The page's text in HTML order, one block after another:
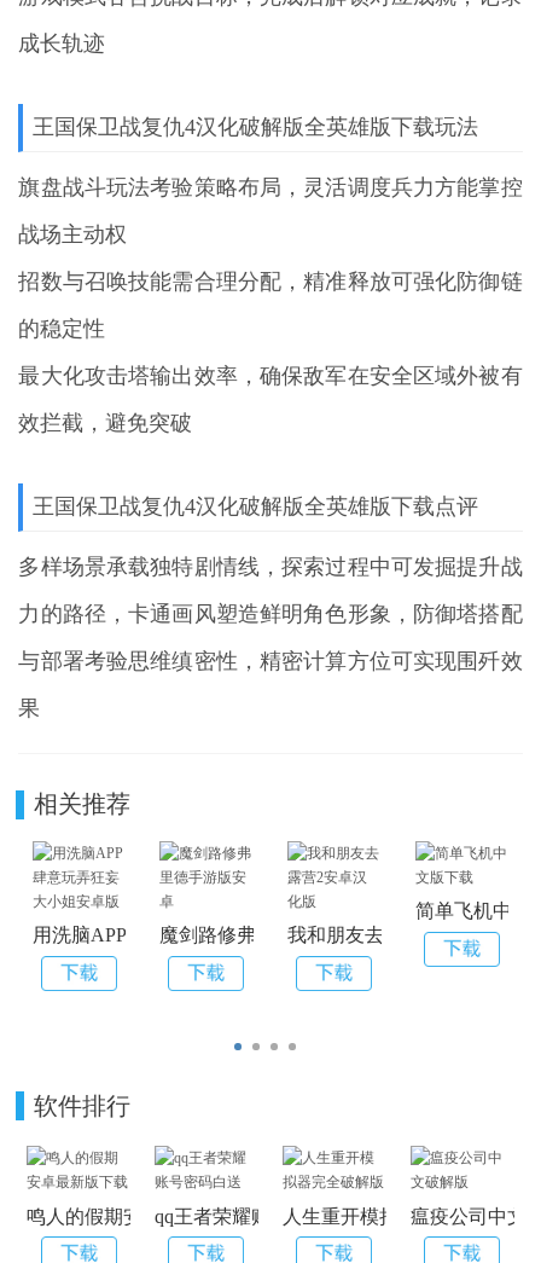
成长轨迹
王国保卫战复仇4汉化破解版全英雄版下载玩法
旗盘战斗玩法考验策略布局，灵活调度兵力方能掌控
战场主动权
招数与召唤技能需合理分配，精准释放可强化防御链
的稳定性
最大化攻击塔输出效率，确保敌军在安全区域外被有
效拦截，避免突破
王国保卫战复仇4汉化破解版全英雄版下载点评
多样场景承载独特剧情线，探索过程中可发掘提升战
力的路径，卡通画风塑造鲜明角色形象，防御塔搭配
与部署考验思维缜密性，精密计算方位可实现围歼效
果
相关推荐
用洗脑APP肆意玩弄狂妄大小姐安卓版
魔剑路修弗里德手游版安卓我和朋友去露营2安卓汉化版
简单飞机中文
软件排行
鸣人的假期安卓最新版下载qq王者荣耀账号密码白送人生重开模拟器完全破解版
瘟疫公司中文